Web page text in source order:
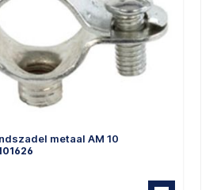
metaal AM 10